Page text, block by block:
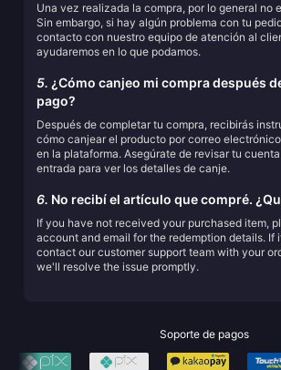
Una vez realizada la compra, por lo general no
Sin embargo, si hay algún problema con tu
contacto con nuestro equipo de atención al
ayudaremos en lo que podamos.
5. ¿Cómo canjeo mi compra después
pago?
Después de completar tu compra, recibirás
cómo canjear el producto por correo
en la plataforma. Asegúrate de revisar tu
entrada para ver los detalles de canje.
6. No recibí el artículo que compré.
If you have not received your purchased item,
account and email for the redemption details. If
contact our customer support team with your
we'll resolve the issue promptly.
Soporte de pagos